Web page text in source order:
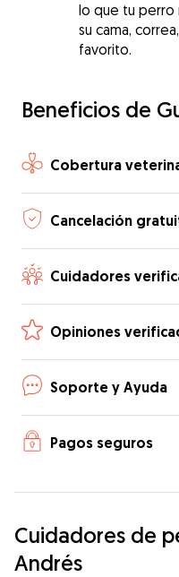
lo que tu perro
su cama,
favorito.
Beneficios de
Cobertura
Cancelación
Cuidadores
Opiniones
Soporte y Ayuda
Pagos seguros
Cuidadores de
Andrés